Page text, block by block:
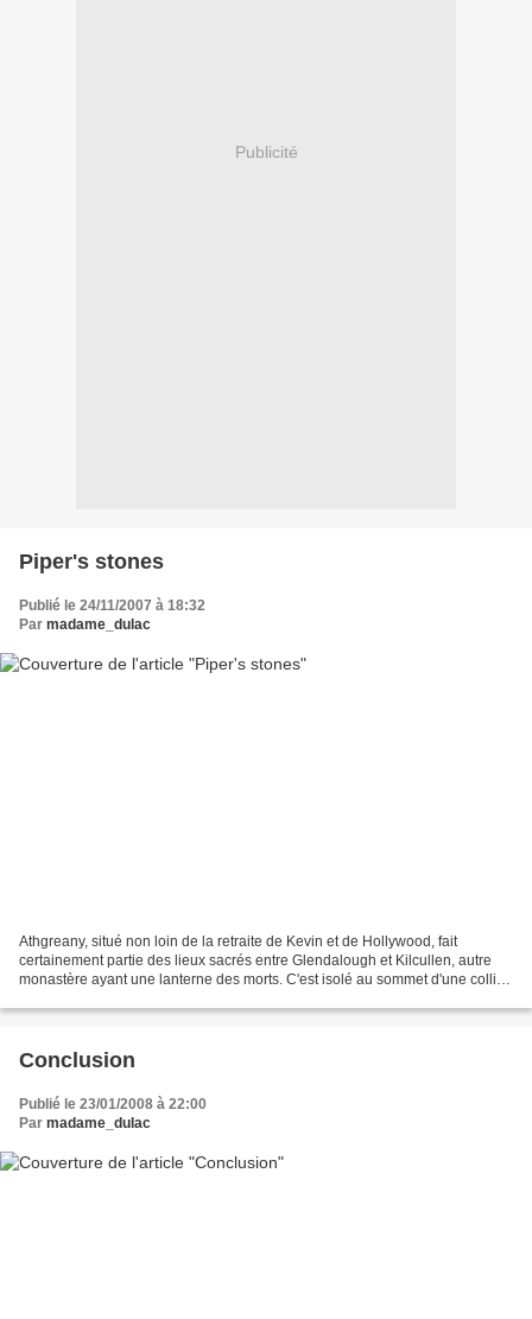
Publicité
Piper's stones
Publié le 24/11/2007 à 18:32
Par madame_dulac
Athgreany, situé non loin de la retraite de Kevin et de Hollywood, fait
certainement partie des lieux sacrés entre Glendalough et Kilcullen, autre
monastère ayant une lanterne des morts. C'est isolé au sommet d'une colline
Conclusion
Publié le 23/01/2008 à 22:00
Par madame_dulac